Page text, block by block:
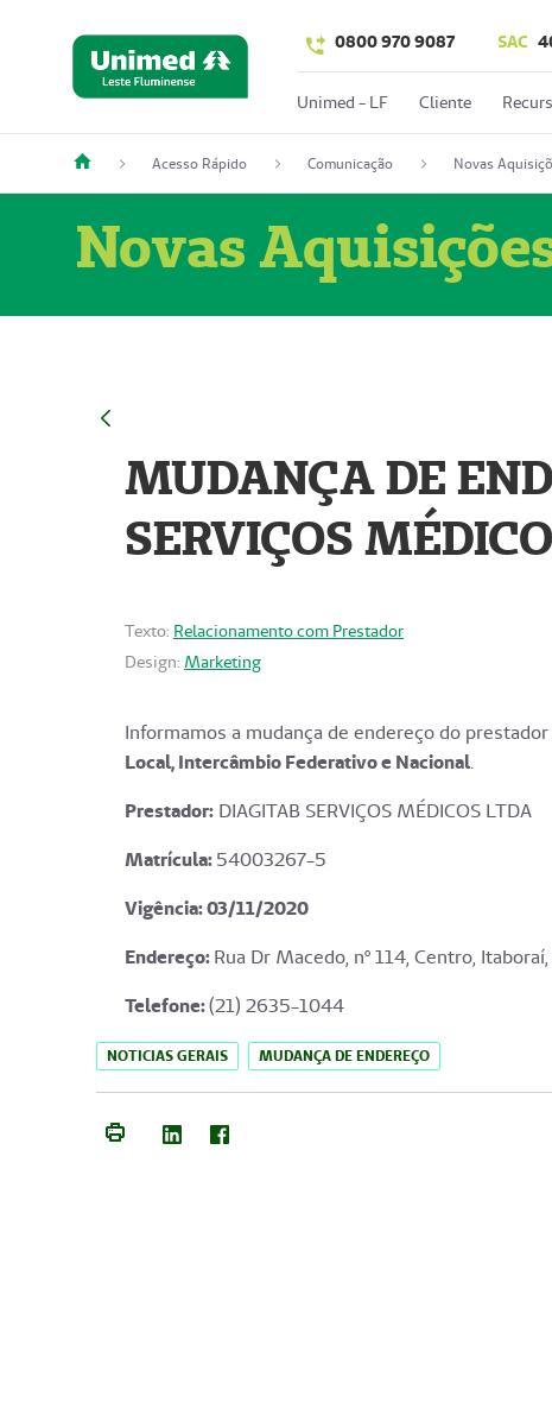
0800 970 9087 SAC
Unimed - LF Cliente
Acesso Rápido Comunicação Novas
Novas
MUDANÇA DE
SERVIÇOS
Texto: Relacionamento com Prestador
Design: Marketing
Informamos a mudança de endereço do
Local, Intercâmbio Federativo e Nacional.
Prestador: DIAGITAB SERVIÇOS MÉDICOS LTDA
Matrícula:54003267-5
Vigência: 03/11/2020
Endereço:Rua Dr Macedo, nº 114, Centro,
Telefone:(21) 2635-1044
NOTICIAS GERAIS MUDANÇA DE ENDEREÇO